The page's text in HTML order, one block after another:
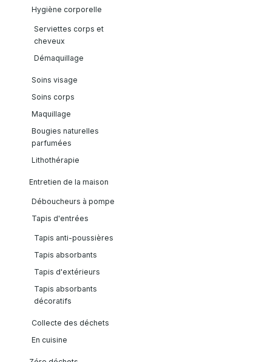
Hygiène corporelle
Serviettes corps et
cheveux
Démaquillage
Soins visage
Soins corps
Maquillage
Bougies naturelles
parfumées
Lithothérapie
Entretien de la maison
Déboucheurs à pompe
Tapis d'entrées
Tapis anti-poussières
Tapis absorbants
Tapis d'extérieurs
Tapis absorbants
décoratifs
Collecte des déchets
En cuisine